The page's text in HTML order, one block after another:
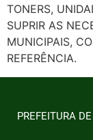
TONERS,
SUPRIR AS
MUNICIPAIS,
REFERÊNCIA.
PREFEITURA